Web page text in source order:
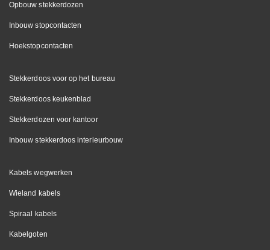
Opbouw stekkerdozen
Inbouw stopcontacten
Hoekstopcontacten
Stekkerdoos voor op het bureau
Stekkerdoos keukenblad
Stekkerdozen voor kantoor
Inbouw stekkerdoos interieurbouw
Kabels wegwerken
Wieland kabels
Spiraal kabels
Kabelgoten